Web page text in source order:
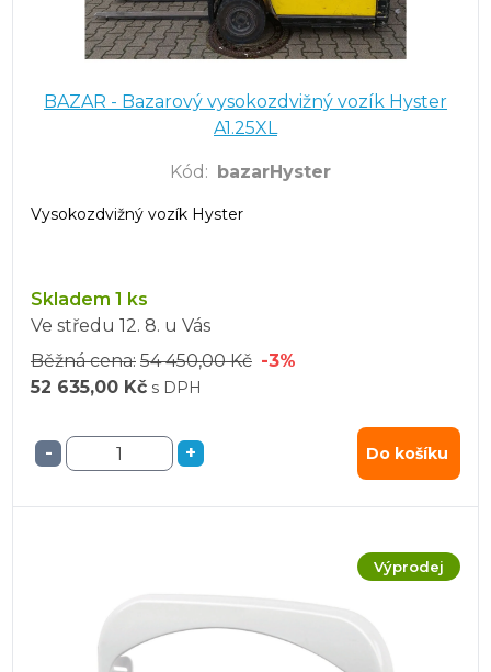
BAZAR - Bazarový vysokozdvižný vozík Hyster
A1.25XL
Kód : bazarHyster
Vysokozdvižný vozík Hyster
Skladem 1 ks
Ve středu 12. 8. u Vás
Běžná cena: 54 450,00 Kč -3%
52 635,00 Kč s DPH
- + Do košíku
Výprodej